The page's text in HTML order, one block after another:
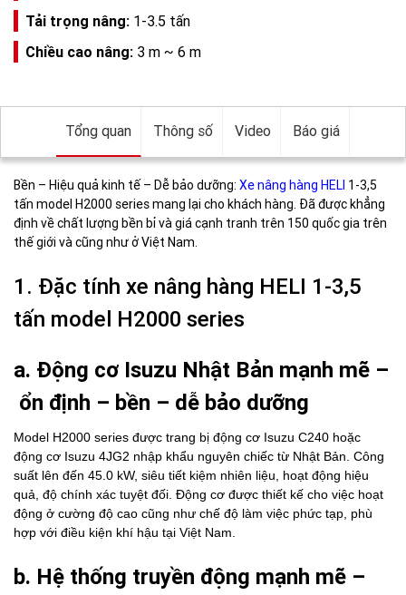
Tải trọng nâng: 1-3.5 tấn
Chiều cao nâng: 3 m ~ 6 m
Tổng quan Thông số Video Báo giá
Bền – Hiệu quả kinh tế – Dễ bảo dưỡng: Xe nâng hàng HELI 1-3,5
tấn model H2000 series mang lại cho khách hàng. Đã được khẳng
định về chất lượng bền bỉ và giá cạnh tranh trên 150 quốc gia trên
thế giới và cũng như ở Việt Nam.
1. Đặc tính xe nâng hàng HELI 1-3,5
tấn model H2000 series
a. Động cơ Isuzu Nhật Bản mạnh mẽ –
ổn định – bền – dễ bảo dưỡng
Model H2000 series được trang bị động cơ Isuzu C240 hoặc
động cơ Isuzu 4JG2 nhập khẩu nguyên chiếc từ Nhật Bản. Công
suất lên đến 45.0 kW, siêu tiết kiệm nhiên liệu, hoạt động hiệu
quả, độ chính xác tuyệt đối. Động cơ được thiết kế cho việc hoạt
động ở cường độ cao cũng như chế độ làm việc phức tạp, phù
hợp với điều kiện khí hậu tại Việt Nam.
b. Hệ thống truyền động mạnh mẽ –